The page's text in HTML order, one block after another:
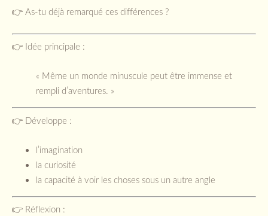
👉 As-tu déjà remarqué ces différences ?
👉 Idée principale :
« Même un monde minuscule peut être immense et
rempli d’aventures. »
👉 Développe :
l’imagination
la curiosité
la capacité à voir les choses sous un autre angle
👉 Réflexion :